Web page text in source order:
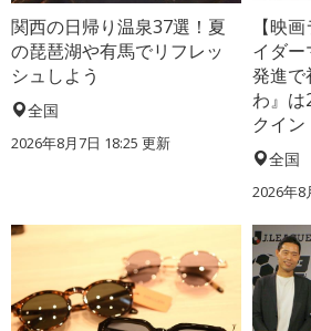
関西の日帰り温泉37選！夏
の琵琶湖や有馬でリフレッ
シュしよう
全国
2026年8月7日 18:25 更新
【映
イダ
発進で
わ』は
クイン
全国
2026年8